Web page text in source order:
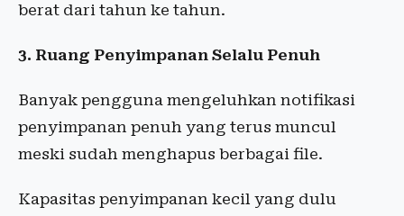
berat dari tahun ke tahun.
3. Ruang Penyimpanan Selalu Penuh
Banyak pengguna mengeluhkan notifikasi
penyimpanan penuh yang terus muncul
meski sudah menghapus berbagai file.
Kapasitas penyimpanan kecil yang dulu